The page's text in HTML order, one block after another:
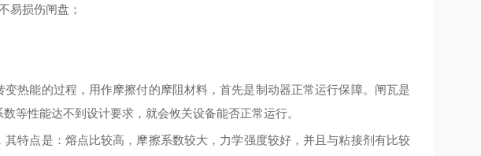
易损伤闸盘；
热能的过程，用作摩擦付的摩阻材料，首先是制动器正常运行保障。闸瓦是
数等性能达不到设计要求，就会攸关设备能否正常运行。
其特点是：熔点比较高，摩擦系数较大，力学强度较好，并且与粘接剂有比较